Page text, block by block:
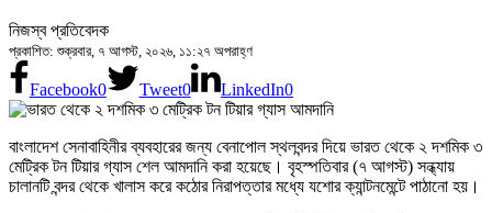
নিজস্ব প্রতিবেদক
প্রকাশিত: শুক্রবার, ৭ আগস্ট, ২০২৬, ১১:২৭ অপরাহ্ণ
Facebook0 Tweet0 LinkedIn0
বাংলাদেশ সেনাবাহিনীর ব্যবহারের জন্য বেনাপোল স্থলবন্দর দিয়ে ভারত থেকে ২ দশমিক ৩
মেট্রিক টন টিয়ার গ্যাস শেল আমদানি করা হয়েছে। বৃহস্পতিবার (৭ আগস্ট) সন্ধ্যায়
চালানটি বন্দর থেকে খালাস করে কঠোর নিরাপত্তার মধ্যে যশোর ক্যান্টনমেন্টে পাঠানো হয়।